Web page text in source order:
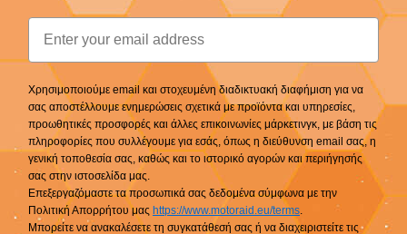
Email
Χρησιμοποιούμε email και στοχευμένη διαδικτυακή διαφήμιση για να
σας αποστέλλουμε ενημερώσεις σχετικά με προϊόντα και υπηρεσίες,
προωθητικές προσφορές και άλλες επικοινωνίες μάρκετινγκ, με βάση τις
πληροφορίες που συλλέγουμε για εσάς, όπως η διεύθυνση email σας, η
γενική τοποθεσία σας, καθώς και το ιστορικό αγορών και περιήγησής
σας στην ιστοσελίδα μας.
Επεξεργαζόμαστε τα προσωπικά σας δεδομένα σύμφωνα με την
Πολιτική Απορρήτου μας https://www.motoraid.eu/terms.
Μπορείτε να ανακαλέσετε τη συγκατάθεσή σας ή να διαχειριστείτε τις